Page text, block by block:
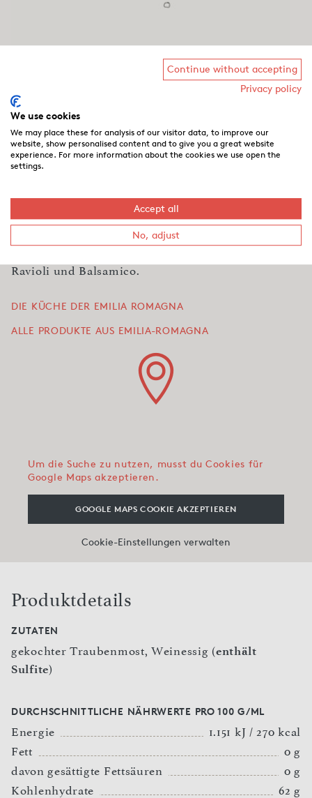
Emilia-Romagna
Durch die Emilia Romagna verläuft nicht nur die
Schweine- und Lammfleisch-Grenze, sondern
Emilia kocht man traditionell mit Butter und
Schweineschmalz. In der Romagna stehen schon
Olivenbäume. Bekannte Lebensmittel:
Ravioli und Balsamico.
DIE KÜCHE DER EMILIA ROMAGNA
ALLE PRODUKTE AUS EMILIA-ROMAGNA
Um die Suche zu nutzen, musst du Cookies für
Google Maps akzeptieren.
GOOGLE MAPS COOKIE AKZEPTIEREN
Cookie-Einstellungen verwalten
Produktdetails
ZUTATEN
gekochter Traubenmost, Weinessig (enthält
Sulfite)
DURCHSCHNITTLICHE NÄHRWERTE PRO 100 G/ML
Energie
1.151 kJ / 270 kcal
Fett
0 g
davon gesättigte Fettsäuren
0 g
Kohlenhydrate
62 g
Continue without accepting
Privacy policy
We use cookies
We may place these for analysis of our visitor data, to improve our
website, show personalised content and to give you a great website
experience. For more information about the cookies we use open the
settings.
Accept all
No, adjust